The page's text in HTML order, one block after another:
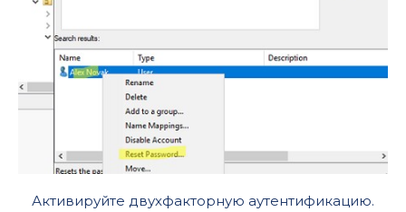
Активируйте двухфакторную аутентификацию.